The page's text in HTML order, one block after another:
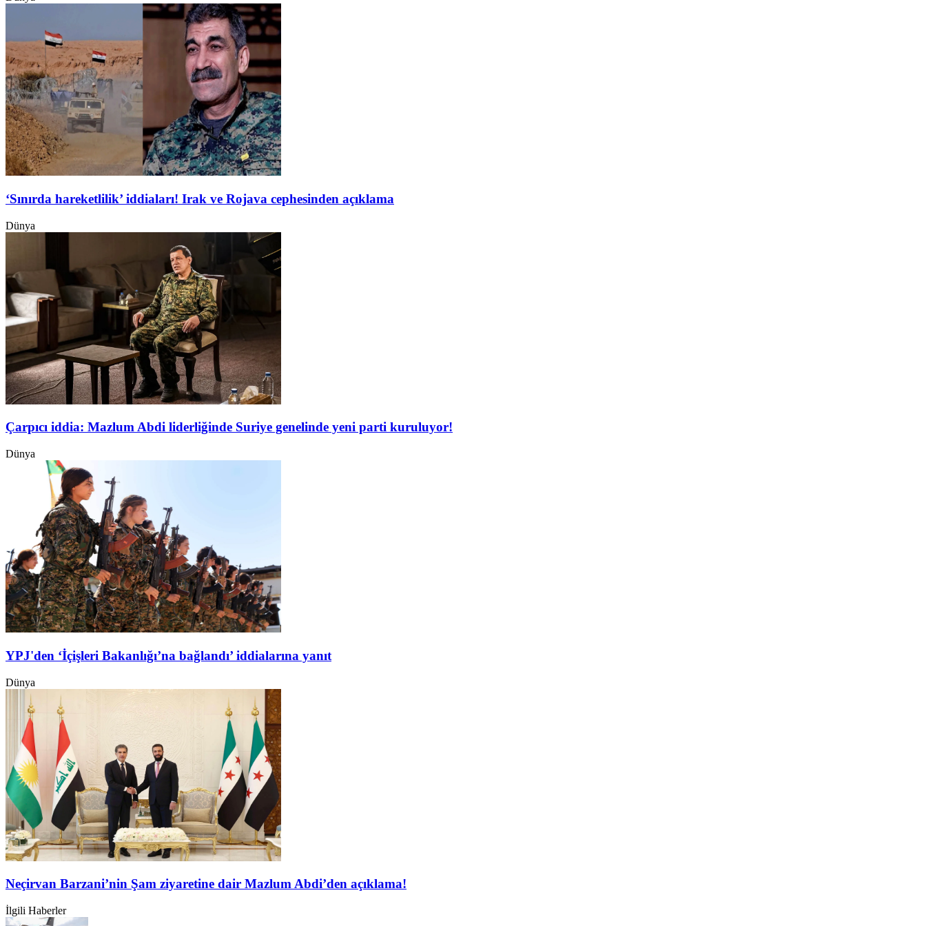
‘Sınırda hareketlilik’ iddiaları! Irak ve Rojava cephesinden açıklama
Dünya
Çarpıcı iddia: Mazlum Abdi liderliğinde Suriye genelinde yeni parti kuruluyor!
Dünya
YPJ'den ‘İçişleri Bakanlığı’na bağlandı’ iddialarına yanıt
Dünya
Neçirvan Barzani’nin Şam ziyaretine dair Mazlum Abdi’den açıklama!
İlgili Haberler